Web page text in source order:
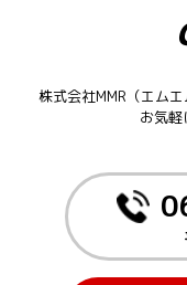
株式会社MMR（エム
お気軽